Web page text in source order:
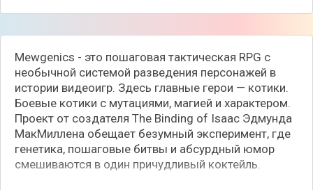
Mewgenics - это пошаговая тактическая RPG с
необычной системой разведения персонажей в
истории видеоигр. Здесь главные герои — котики.
Боевые котики с мутациями, магией и характером.
Проект от создателя The Binding of Isaac Эдмунда
МакМиллена обещает безумный эксперимент, где
генетика, пошаговые битвы и абсурдный юмор
смешиваются в один причудливый коктейль.